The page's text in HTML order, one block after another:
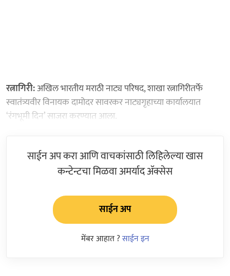
रत्नागिरी:अखिल भारतीय मराठी नाट्य परिषद, शाखा रत्नागिरीतर्फे
स्वातंत्र्यवीर विनायक दामोदर सावरकर नाट्यगृहाच्या कार्यालयात
‘रंगभूमी दिन’ साजरा करण्यात आला.
साईन अप करा आणि वाचकांसाठी लिहिलेल्या खास
कन्टेन्टचा मिळवा अमर्याद ॲक्सेस
साईन अप
मेंबर आहात ?साईन इन